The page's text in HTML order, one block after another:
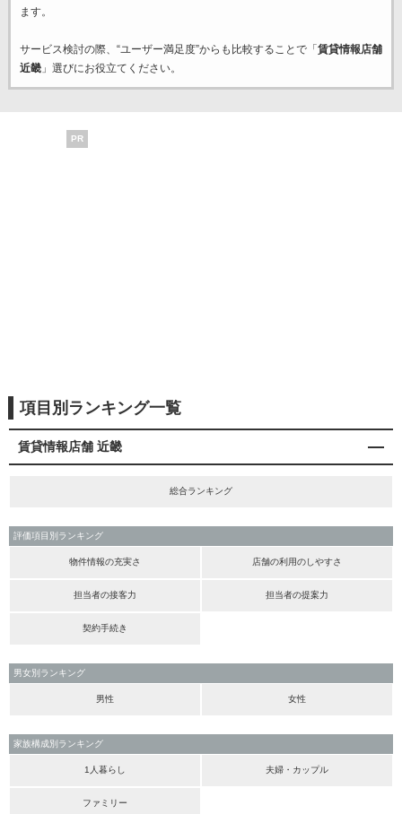
ます。
サービス検討の際、“ユーザー満足度”からも比較することで「 賃貸情報店舗
近畿」選びにお役立てください。
PR
項目別ランキング一覧
賃貸情報店舗 近畿
総合ランキング
評価項目別ランキング
物件情報の充実さ 店舗の利用のしやすさ
担当者の接客力 担当者の提案力
契約手続き
男女別ランキング
男性 女性
家族構成別ランキング
1人暮らし 夫婦・カップル
ファミリー